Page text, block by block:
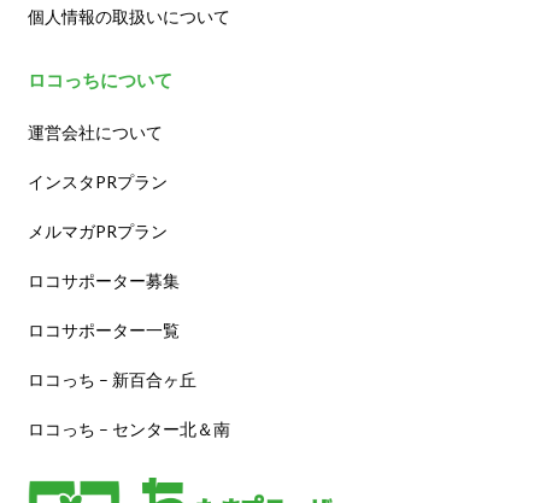
個人情報の取扱いについて
ロコっちについて
運営会社について
インスタPRプラン
メルマガPRプラン
ロコサポーター募集
ロコサポーター一覧
ロコっち – 新百合ヶ丘
ロコっち – センター北＆南